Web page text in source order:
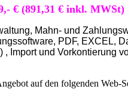
€ (891,31 € inkl. MWSt)
Mahn- und
PDF, EXCEL,
, Import und Vorkontierung
auf den folgenden Web-